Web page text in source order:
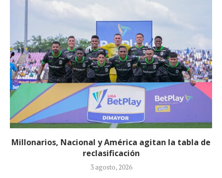
Néstor Lorenzo seguirá al frente de la Selección
Colombia tras ser ratificado...
23 julio, 2026